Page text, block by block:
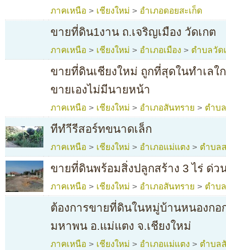
ภาคเหนือ > เชียงใหม่ > อำเภอดอยสะเก็ด
ขายที่ดิน1งาน ถ.เจริญเมือง วัดเกต
ภาคเหนือ > เชียงใหม่ > อำเภอเมือง > ตำบลวัด
ขายที่ดินเชียงใหม่ ถูกที่สุดในทำเลใ
ขายเองไม่มีนายหน้า
ภาคเหนือ > เชียงใหม่ > อำเภอสันทราย > ตำบ
ทีทำีรีสอร์ทขนาดเล็ก
ภาคเหนือ > เชียงใหม่ > อำเภอแม่แตง > ตำบล
ขายที่ดินพร้อมสิ่งปลูกสร้าง 3 ไร่ ด่ว
ภาคเหนือ > เชียงใหม่ > อำเภอสันทราย > ตำบ
ต้องการขายที่ดินในหมู่บ้านหนองกอ
มหาพน อ.แม่แตง จ.เชียงใหม่
ภาคเหนือ > เชียงใหม่ > อำเภอแม่แตง > ตำบล